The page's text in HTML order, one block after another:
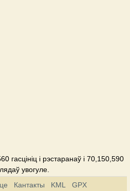
гасцініц і рэстаранаў і 70,150,590
увогуле.
Кантакты KML GPX